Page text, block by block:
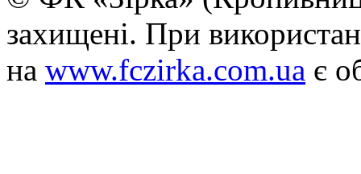
захищені. При
на www.fczirka.com.ua є